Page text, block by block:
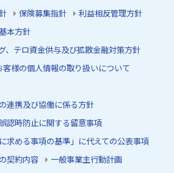
保険募集指針
利益相反管理方針
本方針
、テロ資金供与及び拡散金融対策方針
客様の個人情報の取り扱いについて
連携及び協働に係る方針
認時防止に関する留意事項
求める事項の基準」に代えての公表事項
契約内容
一般事業主行動計画